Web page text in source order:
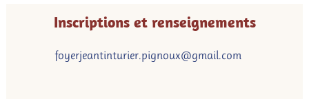
Inscriptions et renseignements
foyerjeantinturier.pignoux@gmail.com